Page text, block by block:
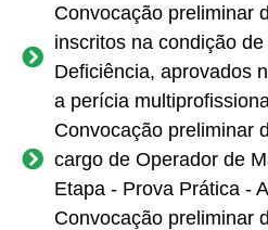
Convocação preliminar
inscritos na condição
Deficiência, aprovados
a perícia
Convocação preliminar
cargo de Operador de
Etapa - Prova Prática -
Convocação preliminar